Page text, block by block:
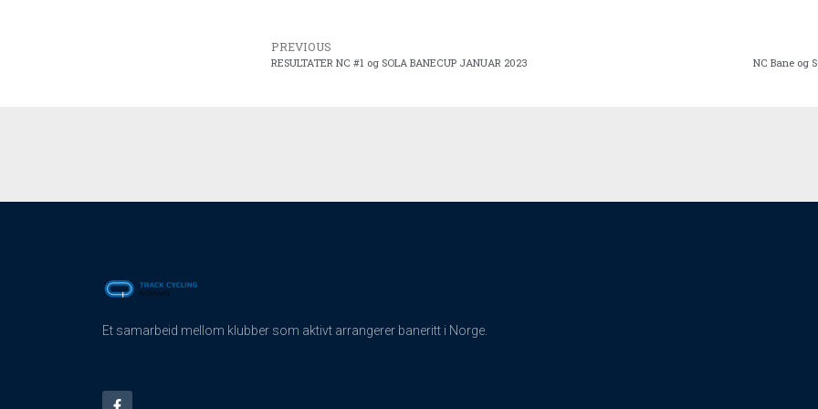
PREVIOUS
RESULTATER NC #1 og SOLA BANECUP JANUAR 2023 NC Bane og
Et samarbeid mellom klubber som aktivt arrangerer baneritt i Norge.